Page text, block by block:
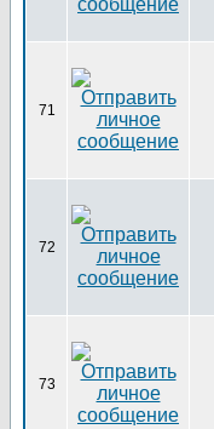
71
72
73